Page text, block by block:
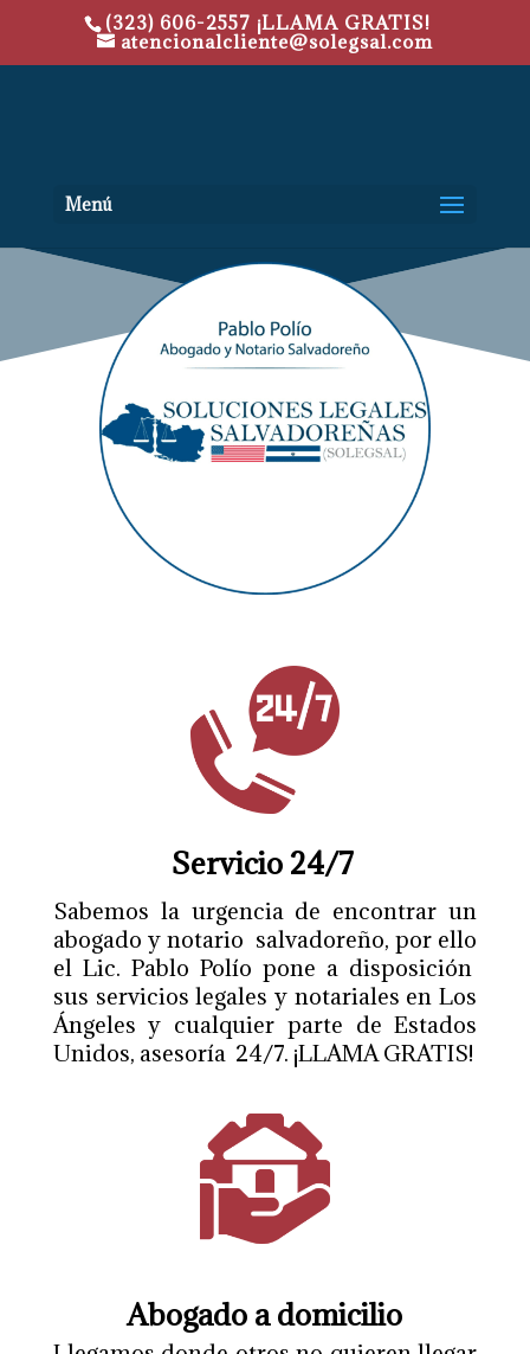
(323) 606-2557 ¡LLAMA GRATIS!
atencionalcliente@solegsal.com
Menú
Servicio 24/7
Sabemos la urgencia de encontrar un
abogado y notario salvadoreño, por ello
el Lic. Pablo Polío pone a disposición
sus servicios legales y notariales en Los
Ángeles y cualquier parte de Estados
Unidos, asesoría 24/7. ¡LLAMA GRATIS!
Abogado a domicilio